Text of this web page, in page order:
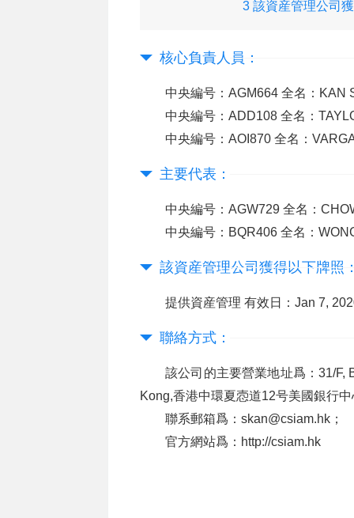
3 該資産管理公司
核心負責人員：
中央編号：AGM664 全名：KAN
中央編号：ADD108 全名：
中央編号：AOI870 全名：
主要代表：
中央編号：AGW729 全名：
中央編号：BQR406 全名：
該資産管理公司獲得以下牌照
提供資産管理 有效日：Jan 7,
聯絡方式：
該公司的主要營業地址爲：31/F,
Kong,香港中環夏悫道12号美國銀行
聯系郵箱爲：skan@csiam.hk；
官方網站爲：http://csiam.hk